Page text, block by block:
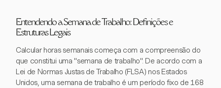
Entendendo a Semana de Trabalho: Definições e
Estruturas Legais
Calcular horas semanais começa com a compreensão do
que constitui uma "semana de trabalho". De acordo com a
Lei de Normas Justas de Trabalho (FLSA) nos Estados
Unidos, uma semana de trabalho é um período fixo de 168